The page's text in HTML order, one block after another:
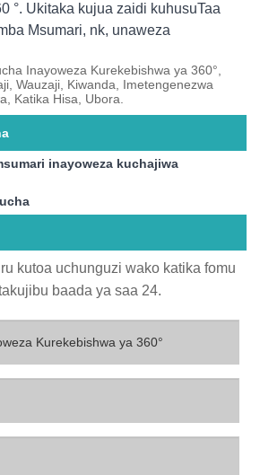
°. Ukitaka kujua zaidi kuhusuTaa
Msumari, nk, unaweza
Inayoweza Kurekebishwa ya 360°,
Wauzaji, Kiwanda, Imetengenezwa
Katika Hisa, Ubora.
inayoweza kuchajiwa
kutoa uchunguzi wako katika fomu
baada ya saa 24.